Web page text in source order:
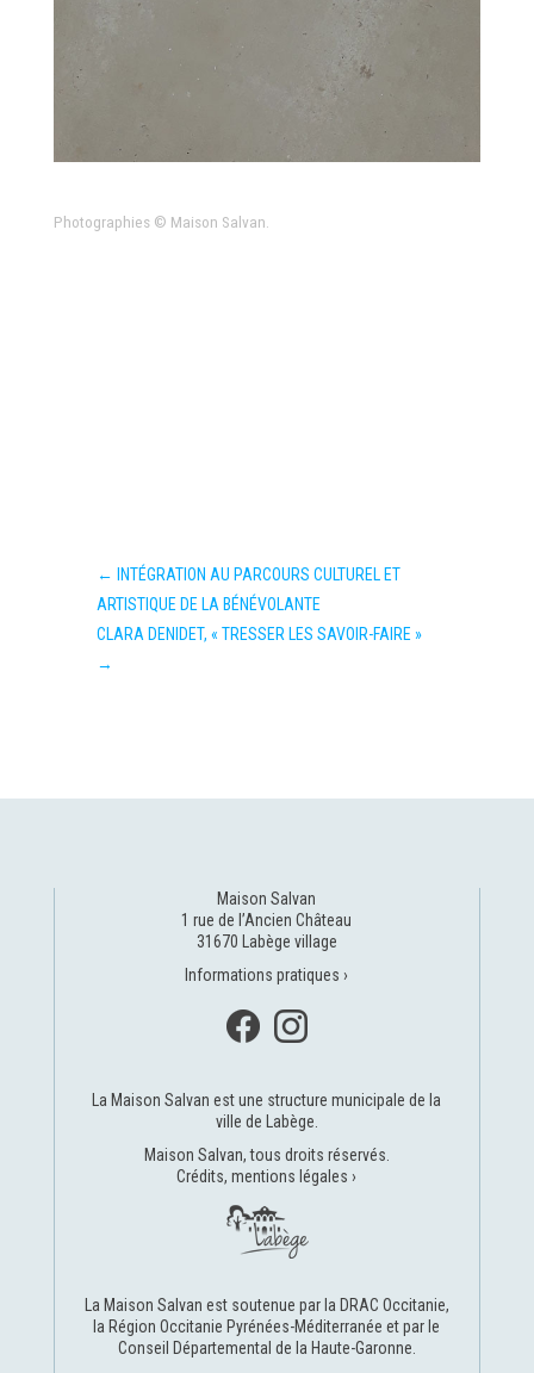
Photographies © Maison Salvan.
←
INTÉGRATION AU PARCOURS CULTUREL ET
ARTISTIQUE DE LA BÉNÉVOLANTE
CLARA DENIDET, « TRESSER LES SAVOIR-FAIRE »
→
Maison Salvan
1 rue de l’Ancien Château
31670 Labège village
Informations pratiques ›
La Maison Salvan est une structure municipale de la
ville de Labège
Maison Salvan, tous droits réservés.
Crédits, mentions légales ›
La Maison Salvan est soutenue par la DRAC Occitanie,
la Région Occitanie Pyrénées-Méditerranée et par le
Conseil Départemental de la Haute-Garonne